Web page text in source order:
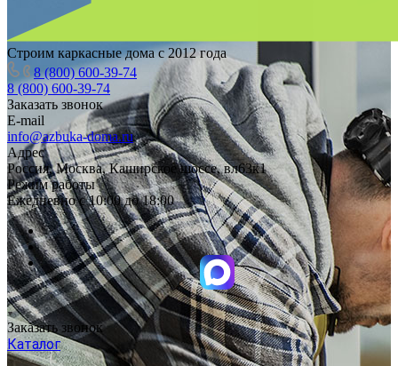
Строим каркасные дома с 2012 года
8 (800) 600-39-74
8 (800) 600-39-74
Заказать звонок
E-mail
info@azbuka-doma.ru
Адрес
Россия, Москва, Каширское шоссе, вл63к1
Режим работы
Ежедневно с 10:00 до 18:00
Заказать звонок
Каталог